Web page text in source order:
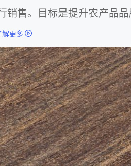
销售。目标是提升农产品
解更多